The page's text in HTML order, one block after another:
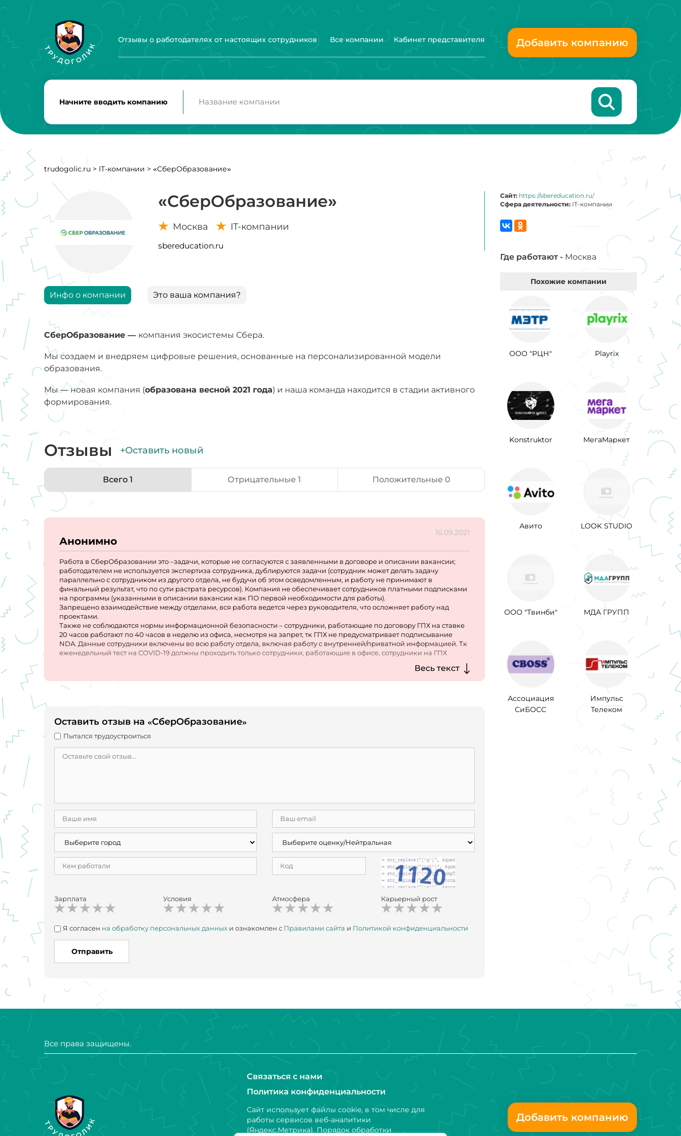
Отзывы о работодателях от настоящих сотрудников Все компании Кабинет представителя Добавить компанию
Начните вводить компанию
trudogolic.ru > IT-компании > «СберОбразование»
«СберОбразование»
Москва IT-компании
sbereducation.ru
Инфо о компании Это ваша компания?
СберОбразование — компания экосистемы Сбера.
Мы создаем и внедряем цифровые решения, основанные на персонализированной модели
образования.
Мы — новая компания (образована весной 2021 года) и наша команда находится в стадии активного
формирования.
Отзывы +Оставить новый
Всего 1 Отрицательные 1 Положительные 0
16.09.2021
Анонимно
Работа в СберОбразовании это –задачи, которые не согласуются с заявленными в договоре и описании вакансии;
работодателем не используется экспертиза сотрудника, дублируются задачи (сотрудник может делать задачу
параллельно с сотрудником из другого отдела, не будучи об этом осведомленным, и работу не принимают в
финальный результат, что по сути растрата ресурсов). Компания не обеспечивает сотрудников платными подписками
на программы (указанными в описании вакансии как ПО первой необходимости для работы).
Запрещено взаимодействие между отделами, вся работа ведется через руководителя, что осложняет работу над
проектами.
Также не соблюдаются нормы информационной безопасности – сотрудники, работающие по договору ГПХ на ставке
20 часов работают по 40 часов в неделю из офиса, несмотря на запрет, тк ГПХ не предусматривает подписывание
NDA. Данные сотрудники включены во всю работу отдела, включая работу с внутренней/приватной информацией. Тк
еженедельный тест на COVID-19 должны проходить только сотрудники, работающие в офисе, сотрудники на ГПХ
Весь текст
Оставить отзыв на «СберОбразование»
Пытался трудоустроиться
Зарплата Условия Атмосфера Карьерный рост
Я согласен на обработку персональных данных и ознакомлен с Правилами сайта и Политикой конфиденциальности
Отправить
Сайт: https://sbereducation.ru/
Сфера деятельности: IT-компании
Где работают - Москва
Похожие компании
ООО "РЦН" Playrix
Konstruktor МегаМаркет
Авито LOOK STUDIO
ООО "Твинби" МДА ГРУПП
Ассоциация
СиБОСС
Импульс
Телеком
Все права защищены.
Связаться с нами
Политика конфиденциальности
Сайт использует файлы cookie, в том числе для
работы сервисов веб-аналитики
(Яндекс.Метрика). Порядок обработки
Добавить компанию